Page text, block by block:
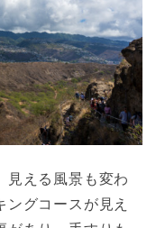
見える風景も変わ
グコースが見え